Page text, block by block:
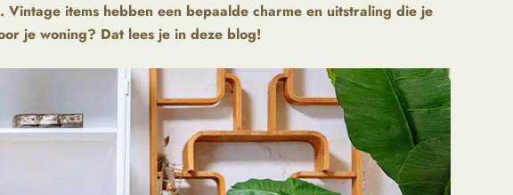
items hebben een bepaalde charme en uitstraling die je
je woning? Dat lees je in deze blog!